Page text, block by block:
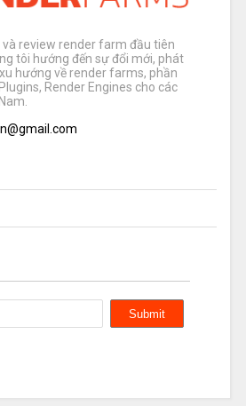
và review render farm đầu tiên
tôi hướng đến sự đổi mới, phát
hướng về render farms, phần
Render Engines cho các